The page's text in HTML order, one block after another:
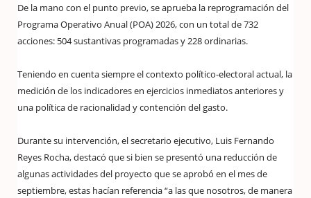
De la mano con el punto previo, se aprueba la reprogramación del
Programa Operativo Anual (POA) 2026, con un total de 732
acciones: 504 sustantivas programadas y 228 ordinarias.
Teniendo en cuenta siempre el contexto político-electoral actual, la
medición de los indicadores en ejercicios inmediatos anteriores y
una política de racionalidad y contención del gasto.
Durante su intervención, el secretario ejecutivo, Luis Fernando
Reyes Rocha, destacó que si bien se presentó una reducción de
algunas actividades del proyecto que se aprobó en el mes de
septiembre, estas hacían referencia “a las que nosotros, de manera